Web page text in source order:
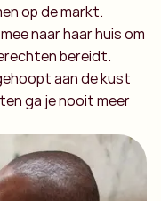
op de markt.
naar haar huis om
bereidt.
aan de kust
ga je nooit meer